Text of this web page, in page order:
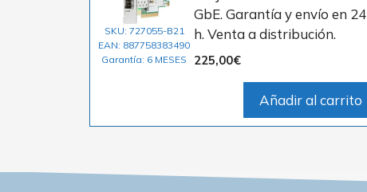
SKU: 727055-B21
EAN: 887758383490
Garantía: 6 MESES
GbE. Garantía y envío en 24
h. Venta a distribución.
225,00€
Añadir al carrito